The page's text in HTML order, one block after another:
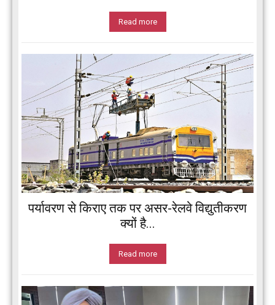
Read more
पर्यावरण से किराए तक पर असर-रेलवे विद्युतीकरण
क्यों है...
Read more